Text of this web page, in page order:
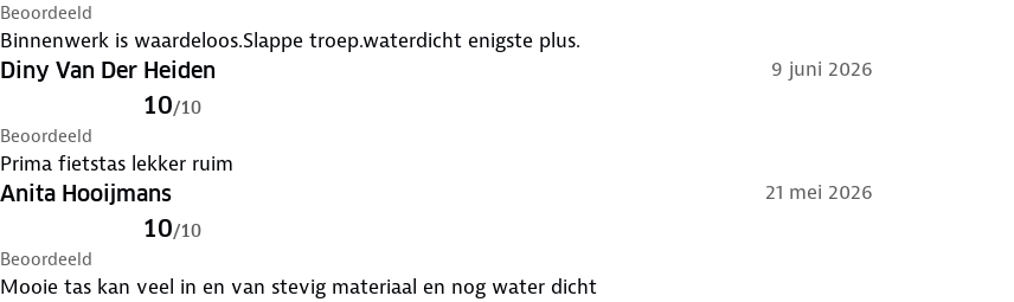
Beoordeeld
Binnenwerk is waardeloos.Slappe troep.waterdicht enigste plus.
Diny Van Der Heiden 9 juni 2026
10/10
Beoordeeld
Prima fietstas lekker ruim
Anita Hooijmans 21 mei 2026
10/10
Beoordeeld
Mooie tas kan veel in en van stevig materiaal en nog water dicht